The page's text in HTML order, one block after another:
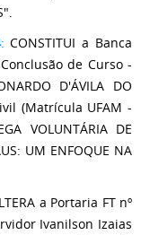
: CONSTITUI a Banca
de Curso -
D'ÁVILA DO
(Matrícula UFAM -
VOLUNTÁRIA DE
UM ENFOQUE NA
a Portaria FT nº
Ivanilson Izaias